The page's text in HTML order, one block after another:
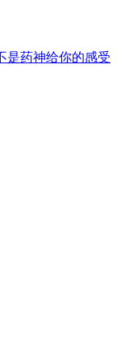
是药神给你的感受